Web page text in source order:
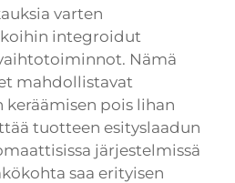
varten
integroidut
Nämä
mahdollistavat
pois lihan
tuotteen esityslaadun
järjestelmissä
saa erityisen